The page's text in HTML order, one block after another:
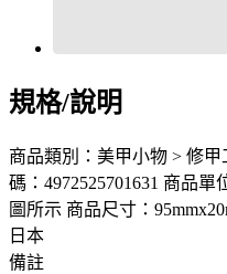
規格/說明
商品類別：美甲小物 > 修
碼：4972525701631 商品
圖所示 商品尺寸：
日本
備註